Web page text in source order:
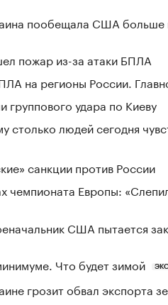
пообещала США больше
пожар из-за атаки БПЛА
на регионы России.
удара по Киеву
столько людей сегодня
санкции против России
Европы:
США пытается
Что будет зимой
грозит обвал экспорта